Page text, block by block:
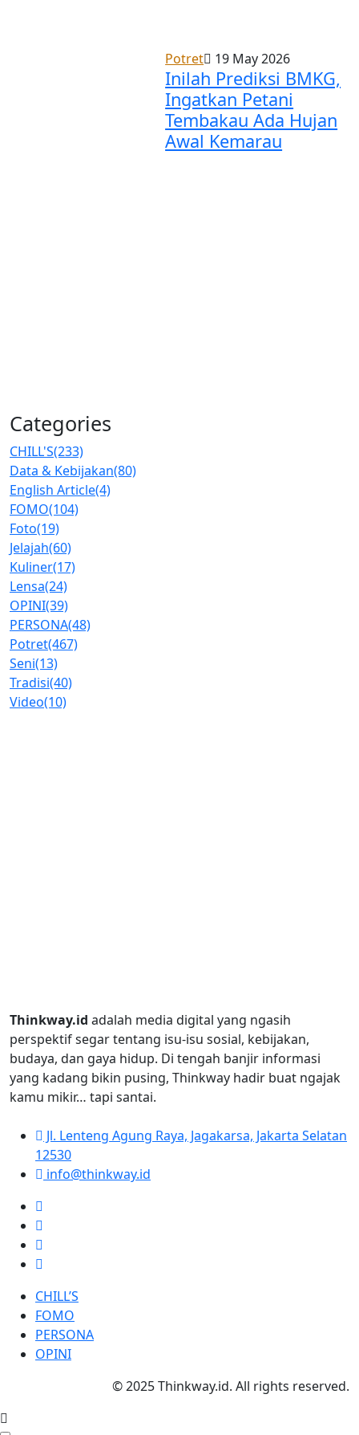
Potret 19 May 2026
Inilah Prediksi BMKG,
Ingatkan Petani
Tembakau Ada Hujan
Awal Kemarau
Categories
CHILL'S(233)
Data & Kebijakan(80)
English Article(4)
FOMO(104)
Foto(19)
Jelajah(60)
Kuliner(17)
Lensa(24)
OPINI(39)
PERSONA(48)
Potret(467)
Seni(13)
Tradisi(40)
Video(10)
Thinkway.id adalah media digital yang ngasih
perspektif segar tentang isu-isu sosial, kebijakan,
budaya, dan gaya hidup. Di tengah banjir informasi
yang kadang bikin pusing, Thinkway hadir buat ngajak
kamu mikir… tapi santai.
Jl. Lenteng Agung Raya, Jagakarsa, Jakarta Selatan
12530
info@thinkway.id
CHILL’S
FOMO
PERSONA
OPINI
© 2025 Thinkway.id. All rights reserved.